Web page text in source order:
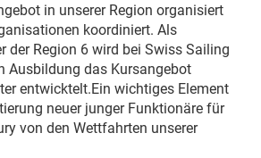
in unserer Region organisiert
koordiniert. Als
der Region 6 wird bei Swiss Sailing
Ausbildung das Kursangebot
entwicktelt.Ein wichtiges Element
neuer junger Funktionäre für
von den Wettfahrten unserer